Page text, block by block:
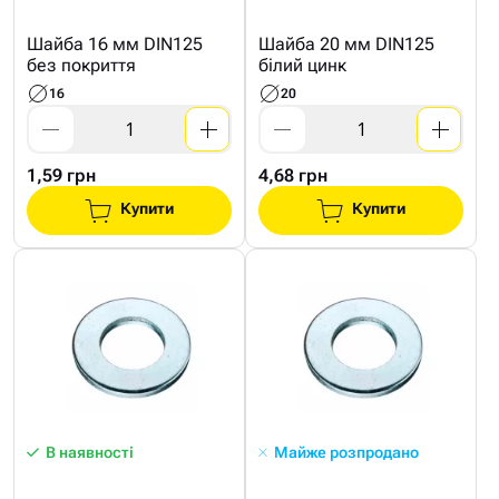
Шайба 16 мм DIN125
без покриття
16
1,59 грн
Купити
Шайба 20 мм DIN125
білий цинк
20
4,68 грн
Купити
В наявності Майже розпродано